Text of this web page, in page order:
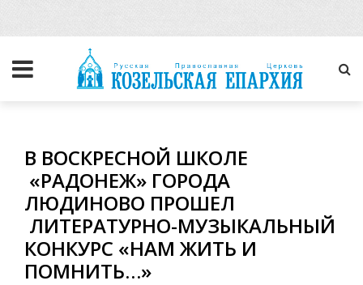
В ВОСКРЕСНОЙ ШКОЛЕ
«РАДОНЕЖ» ГОРОДА
ЛЮДИНОВО ПРОШЕЛ
ЛИТЕРАТУРНО-МУЗЫКАЛЬНЫЙ
КОНКУРС «НАМ ЖИТЬ И
ПОМНИТЬ…»